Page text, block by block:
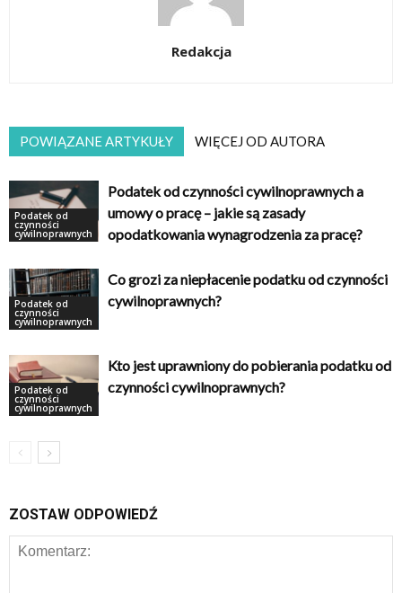
Redakcja
POWIĄZANE ARTYKUŁY WIĘCEJ OD AUTORA
Podatek od
czynności
cywilnoprawnych
Podatek od czynności cywilnoprawnych a
umowy o pracę – jakie są zasady
opodatkowania wynagrodzenia za pracę?
Podatek od
czynności
cywilnoprawnych
Co grozi za niepłacenie podatku od czynności
cywilnoprawnych?
Podatek od
czynności
cywilnoprawnych
Kto jest uprawniony do pobierania podatku od
czynności cywilnoprawnych?
ZOSTAW ODPOWIEDŹ